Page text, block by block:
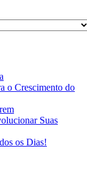
o Crescimento do
Suas
os Dias!